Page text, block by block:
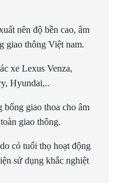
nên độ bền cao, âm
giao thông Việt nam.
xe Lexus Venza,
Hyundai,..
bổng giao thoa cho âm
giao thông.
có tuổi thọ hoạt động
sử dụng khắc nghiệt